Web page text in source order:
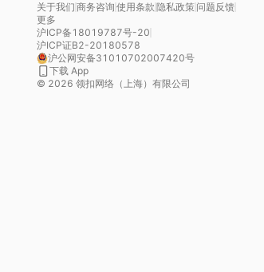
关于我们 商务咨询 使用条款 隐私政策 问题反馈
更多
沪ICP备18019787号-20
沪ICP证B2-20180578
沪公网安备31010702007420号
下载 App
© 2026 领扣网络（上海）有限公司